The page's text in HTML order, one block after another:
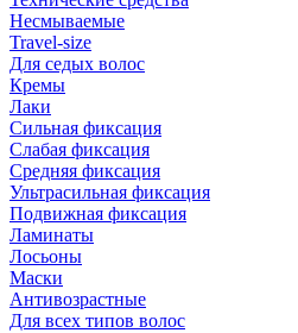
Несмываемые
Travel-size
Для седых волос
Кремы
Лаки
Сильная фиксация
Слабая фиксация
Средняя фиксация
Ультрасильная фиксация
Подвижная фиксация
Ламинаты
Лосьоны
Маски
Антивозрастные
Для всех типов волос